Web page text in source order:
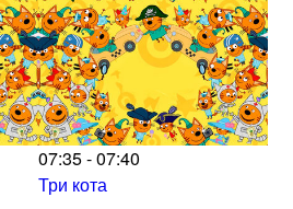
07:35 - 07:40
Три кота